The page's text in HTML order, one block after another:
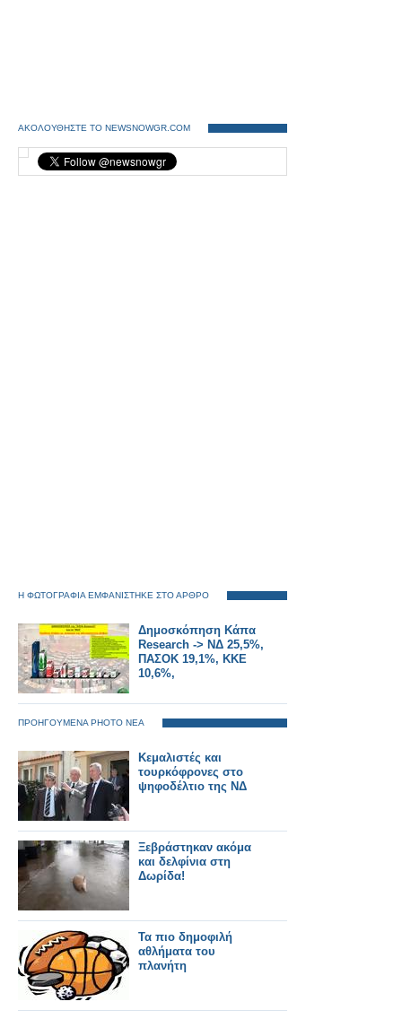
ΑΚΟΛΟΥΘΗΣΤΕ ΤΟ NEWSNOWGR.COM
Η ΦΩΤΟΓΡΑΦΙΑ ΕΜΦΑΝΙΣΤΗΚΕ ΣΤΟ ΑΡΘΡΟ
Δημοσκόπηση Κάπα
Research -> ΝΔ 25,5%,
ΠΑΣΟΚ 19,1%, ΚΚΕ
10,6%,
ΠΡΟΗΓΟΥΜΕΝΑ PHOTO ΝΕΑ
Κεμαλιστές και
τουρκόφρονες στο
ψηφοδέλτιο της ΝΔ
Ξεβράστηκαν ακόμα
και δελφίνια στη
Δωρίδα!
Τα πιο δημοφιλή
αθλήματα του
πλανήτη